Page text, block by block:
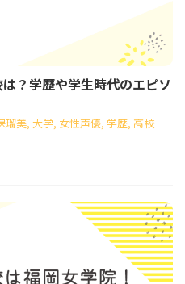
？学歴や学生時代のエピソ
瑠美, 大学, 女性声優, 学歴, 高校